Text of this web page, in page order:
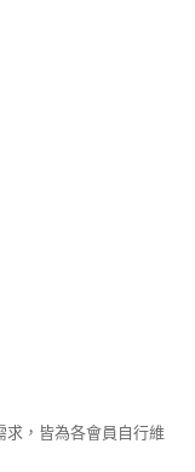
求，皆為各會員自行維